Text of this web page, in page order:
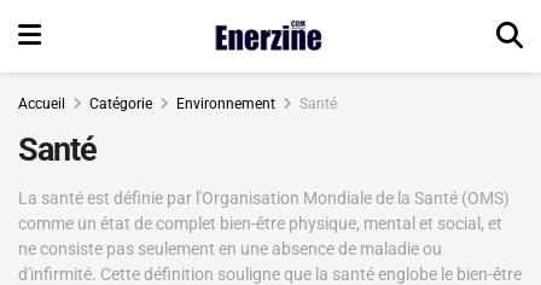
Accueil Catégorie Environnement Santé
Santé
La santé est définie par l'Organisation Mondiale de la Santé (OMS)
comme un état de complet bien-être physique, mental et social, et
ne consiste pas seulement en une absence de maladie ou
d'infirmité. Cette définition souligne que la santé englobe le bien-être